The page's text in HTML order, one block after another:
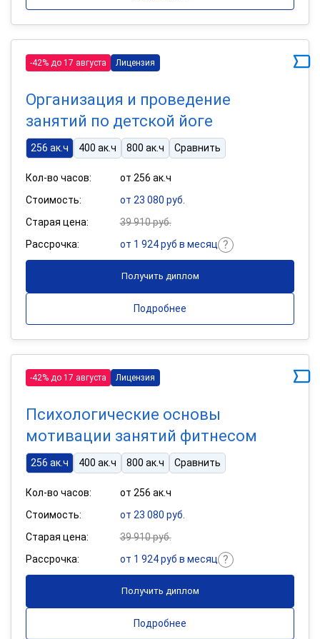
-42% до 17 августа Лицензия
Организация и проведение
занятий по детской йоге
256 ак.ч 400 ак.ч 800 ак.ч Сравнить
Кол-во часов:
от 256 ак.ч
Стоимость:
от 23 080 руб.
Старая цена:
39 910 руб.
Рассрочка:
от 1 924 руб в месяц
Получить диплом
Подробнее
-42% до 17 августа Лицензия
Психологические основы
мотивации занятий фитнесом
256 ак.ч 400 ак.ч 800 ак.ч Сравнить
Кол-во часов:
от 256 ак.ч
Стоимость:
от 23 080 руб.
Старая цена:
39 910 руб.
Рассрочка:
от 1 924 руб в месяц
Получить диплом
Подробнее